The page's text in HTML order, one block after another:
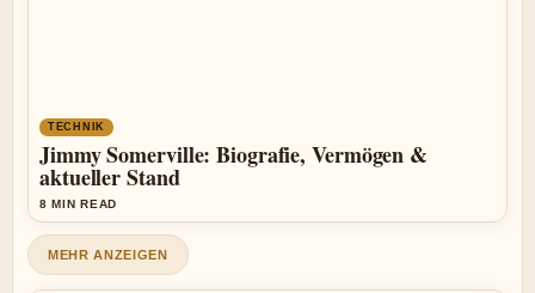
TECHNIK
Jimmy Somerville: Biografie, Vermögen &
aktueller Stand
8 MIN READ
MEHR ANZEIGEN